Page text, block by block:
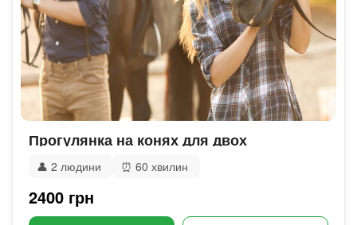
Прогулянка на конях для двох
👤 2 людини ⏰ 60 хвилин
2400 грн